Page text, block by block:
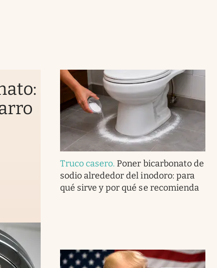
Truco casero. Poner bicarbonato de
sodio alrededor del inodoro: para
qué sirve y por qué se recomienda